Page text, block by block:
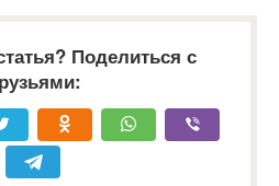
Поделиться с